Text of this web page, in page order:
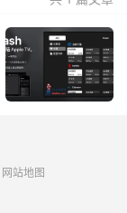
网站地图